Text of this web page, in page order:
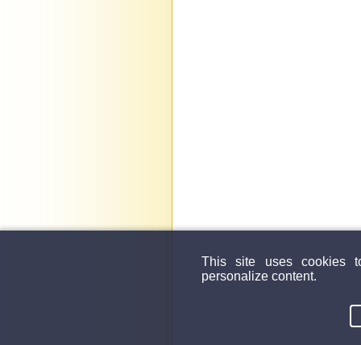
This site uses cookies
personalize content.